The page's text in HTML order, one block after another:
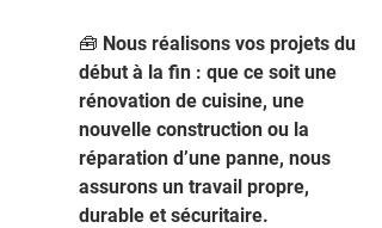
🧰 Nous réalisons vos projets du
début à la fin : que ce soit une
rénovation de cuisine, une
nouvelle construction ou la
réparation d’une panne, nous
assurons un travail propre,
durable et sécuritaire.